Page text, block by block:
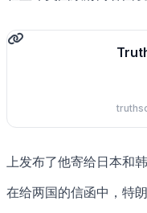
上发布了他寄给日本和
在给两国的信函中，特